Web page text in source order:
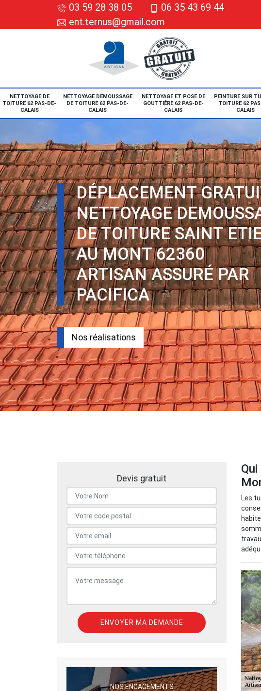
03 59 28 38 05
06 35 43 69 44
ent.ternus@gmail.com
NETTOYAGE DE
TOITURE 62 PAS-DE-
CALAIS
NETTOYAGE DEMOUSSAGE
DE TOITURE 62 PAS-DE-
CALAIS
NETTOYAGE ET POSE DE
GOUTTIÈRE 62 PAS-DE-
CALAIS
PEINTURE SUR
TOITURE 62
CALAIS
DÉPLACEMENT
NETTOYAGE
DE TOITURE SAINT
AU MONT 62360
ARTISAN ASSURÉ PAR
PACIFICA
Nos réalisations
Devis gratuit
NOS ENGAGEMENTS
Les